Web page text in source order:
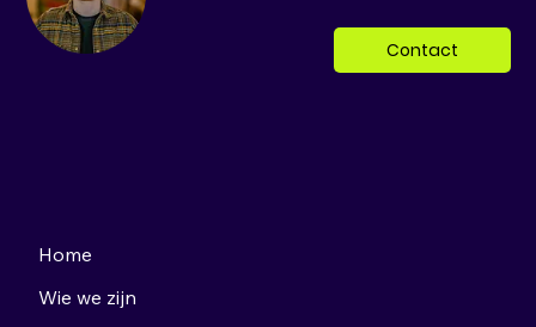
Contact
Home
Wie we zijn